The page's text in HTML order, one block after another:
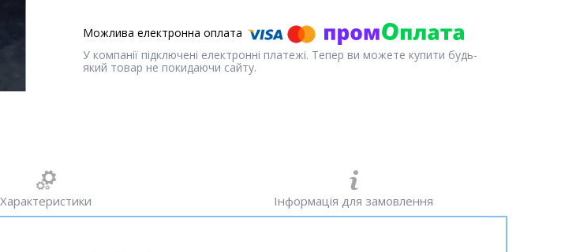
У компанії підключені електронні платежі. Тепер ви можете купити будь-
який товар не покидаючи сайту.
Характеристики Інформація для замовлення